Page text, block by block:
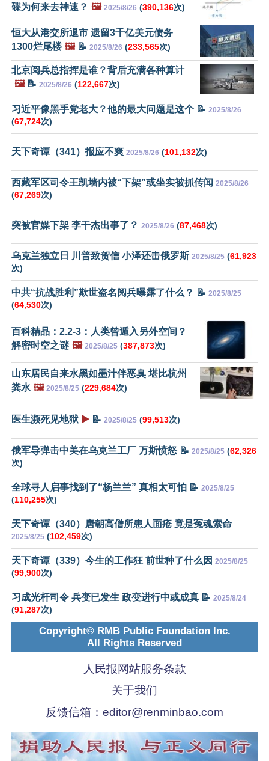
碟为何来去神速？ 🖼️ 2025/8/26 (390,136次)
恒大从港交所退市 遗留3千亿美元债务
1300烂尾楼 🖼️📝 2025/8/26 (233,565次)
北京阅兵总指挥是谁？背后充满各种算计
🖼️📝 2025/8/26 (122,667次)
习近平像黑手党老大？他的最大问题是这个 📝 2025/8/26
(67,724次)
天下奇谭（341）报应不爽 2025/8/26 (101,132次)
西藏军区司令王凯墙内被“下架”或坐实被抓传闻 2025/8/26
(67,269次)
突被官媒下架 李干杰出事了？ 2025/8/26 (87,468次)
乌克兰独立日 川普致贺信 小泽还击俄罗斯 2025/8/25 (61,923
次)
中共“抗战胜利”欺世盗名阅兵曝露了什么？ 📝 2025/8/25
(64,530次)
百科精品：2.2-3：人类曾遁入另外空间？
解密时空之谜 🖼️ 2025/8/25 (387,873次)
山东居民自来水黑如墨汁伴恶臭 堪比杭州
粪水 🖼️ 2025/8/25 (229,684次)
医生濒死见地狱 ▶️ 📝 2025/8/25 (99,513次)
俄军导弹击中美在乌克兰工厂 万斯愤怒 📝 2025/8/25 (62,326
次)
全球寻人启事找到了“杨兰兰” 真相太可怕 📝 2025/8/25
(110,255次)
天下奇谭（340）唐朝高僧所患人面疮 竟是冤魂索命
2025/8/25 (102,459次)
天下奇谭（339）今生的工作狂 前世种了什么因 2025/8/25
(99,900次)
习成光杆司令 兵变已发生 政变进行中或成真 📝 2025/8/24
(91,287次)
Copyright© RMB Public Foundation Inc.
All Rights Reserved
人民报网站服务条款
关于我们
反馈信箱： editor@renminbao.com